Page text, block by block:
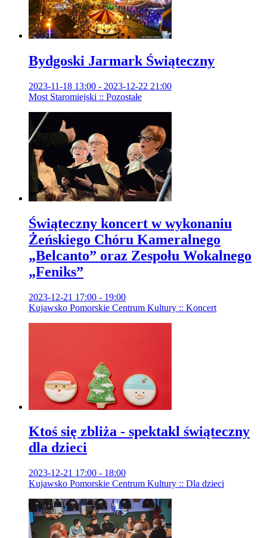
Bydgoski Jarmark Świąteczny
2023-11-18 13:00 - 2023-12-22 21:00
Most Staromiejski :: Pozostałe
Świąteczny koncert w wykonaniu
Żeńskiego Chóru Kameralnego
„Belcanto” oraz Zespołu Wokalnego
„Feniks”
2023-12-21 17:00 - 19:00
Kujawsko Pomorskie Centrum Kultury :: Koncert
Ktoś się zbliża - spektakl świąteczny
dla dzieci
2023-12-21 17:00 - 18:00
Kujawsko Pomorskie Centrum Kultury :: Dla dzieci